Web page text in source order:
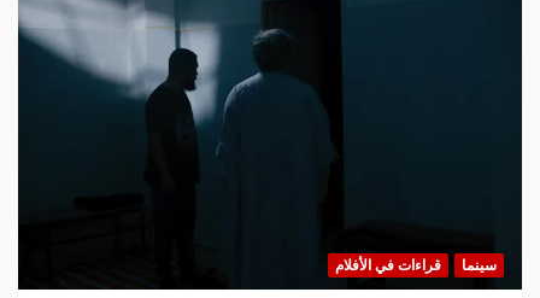
سينما قراءات في الأفلام